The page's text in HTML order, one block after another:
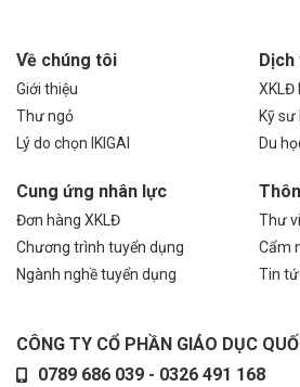
Về chúng tôi
Giới thiệu
Thư ngỏ
Lý do chọn IKIGAI
Dịch
XKLĐ
Kỹ
Du
Cung ứng nhân lực
Đơn hàng XKLĐ
Chương trình tuyển dụng
Ngành nghề tuyển dụng
Thư
Cẩm
Tin
CÔNG TY CỔ PHẦN GIÁO DỤC
0789 686 039 - 0326 491 168